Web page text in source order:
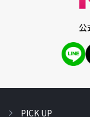
公
PICK UP